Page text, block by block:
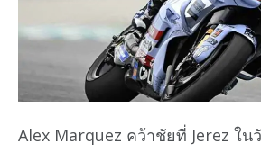
Alex Marquez คว้าชัยที่ Jerez ใ